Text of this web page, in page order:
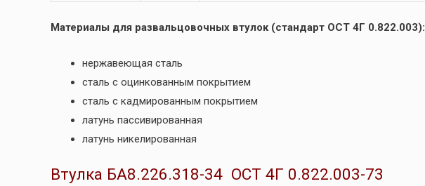
Материалы для развальцовочных втулок (стандарт ОСТ 4Г 0.822.003):
нержавеющая сталь
сталь с оцинкованным покрытием
сталь с кадмированным покрытием
латунь пассивированная
латунь никелированная
Втулка БА8.226.318-34 ОСТ 4Г 0.822.003-73